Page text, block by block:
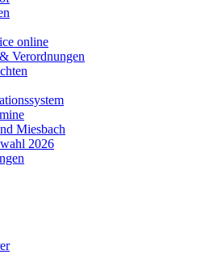
online
Verordnungen
Miesbach
2026